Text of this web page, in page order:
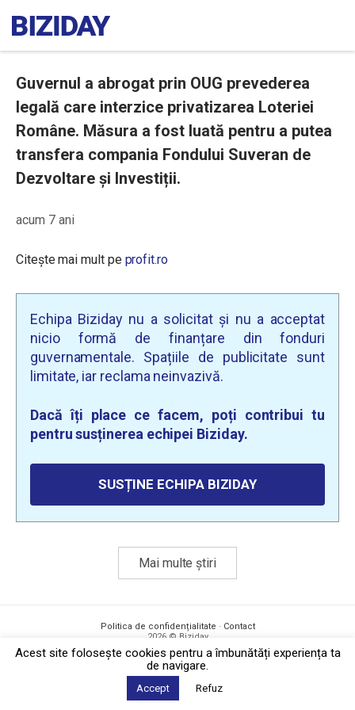
Guvernul a abrogat prin OUG prevederea
legală care interzice privatizarea Loteriei
Române. Măsura a fost luată pentru a putea
transfera compania Fondului Suveran de
Dezvoltare și Investiții.
acum 7 ani
Citește mai mult pe profit.ro
Echipa Biziday nu a solicitat și nu a acceptat
nicio formă de finanțare din fonduri
guvernamentale. Spațiile de publicitate sunt
limitate, iar reclama neinvazivă.
Dacă îți place ce facem, poți contribui tu
pentru susținerea echipei Biziday.
SUSȚINE ECHIPA BIZIDAY
Mai multe știri
Politica de confidențialitate · Contact
2026 © Biziday
Acest site foloseşte cookies pentru a îmbunătăți experiența ta
de navigare.
Accept Refuz